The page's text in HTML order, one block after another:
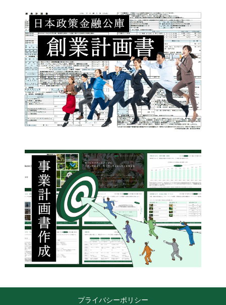
プライバシーポリシー